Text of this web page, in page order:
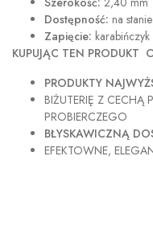
Dostępność: na stanie
Zapięcie: karabińczyk
KUPUJĄC TEN PRODUKT
PRODUKTY
BIŻUTERIĘ Z
PROBIERCZEGO
BŁYSKAWICZNĄ
EFEKTOWNE,